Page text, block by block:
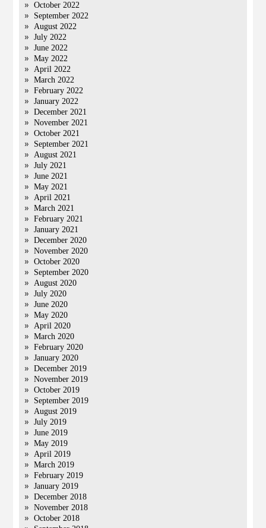
October 2022
September 2022
August 2022
July 2022
June 2022
May 2022
April 2022
March 2022
February 2022
January 2022
December 2021
November 2021
October 2021
September 2021
August 2021
July 2021
June 2021
May 2021
April 2021
March 2021
February 2021
January 2021
December 2020
November 2020
October 2020
September 2020
August 2020
July 2020
June 2020
May 2020
April 2020
March 2020
February 2020
January 2020
December 2019
November 2019
October 2019
September 2019
August 2019
July 2019
June 2019
May 2019
April 2019
March 2019
February 2019
January 2019
December 2018
November 2018
October 2018